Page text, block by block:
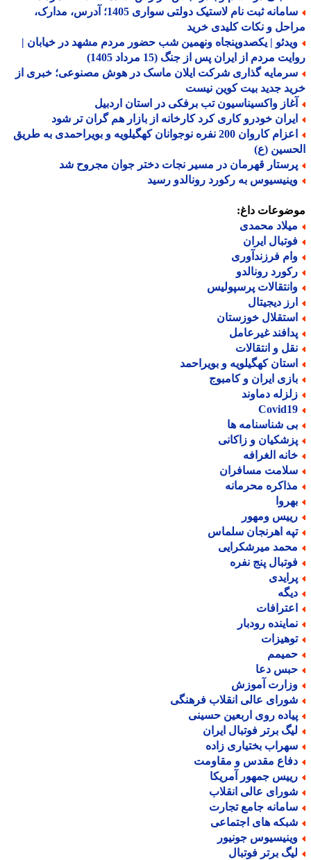
سامانه ثبت نام لاستیک دولتی سواری 1405؛ آدرس، مدارک،
و نکات کلیدی خرید
| یکصدوپنجاه ونهمین شب حضور مردم مشهد در خیابان |
مردم از ایران پس از جنگ (15 مرداد 1405)
گذاری شرکت ایلان ماسک در هوش مصنوعی؛ خبری از
جدید بیت کوین نیست
واکسیناسیون تب برفکی در استان اردبیل
خودرو کاری کرد کارخانه از بازار هم گران تر شود
اعزام کاروان 200 نفره نوجوانان کهگیلویه و بویراحمدی به طریق
(ع)
قهرمان در مسیر نجات دختر جوان مجروح شد
به رکورد رونالدو رسید
داغ:
محمدی
ایران
فرزندآوری
رونالدو
پرسپولیس
دیجیتال
خوزستان
غیرعامل
و انتقالات
کهگیلویه و بویراحمد
ایران و کامبوج
دماوند
شناسنامه ها
و زاکانی
الغرافه
مسافران
محرمانه
ومهور
اهرنجان سلماس
میرشکرایی
پنج نفره
رودبار
دعا
آموزش
عالی انقلاب فرهنگی
روی اربعین حسینی
برتر فوتبال ایران
بختیاری زاده
مقدس و مقاومت
جمهور آمریکا
عالی انقلاب
جامع تجارت
های اجتماعی
جونیور
برتر فوتبال